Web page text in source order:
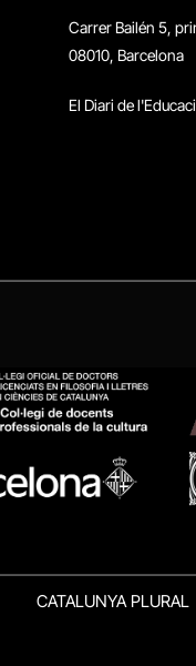
Carrer Bailén 5,
08010, Barcelona
El Diari de
CATALUNYA PLURAL